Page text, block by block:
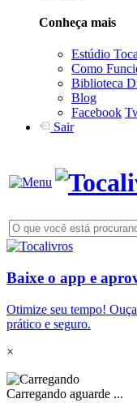
Conheça mais
Estúdio
Como
Biblioteca
Blog
Facebook
Sair
Baixe o app e
Otimize seu tempo!
prático e seguro.
×
Carregando aguarde ...